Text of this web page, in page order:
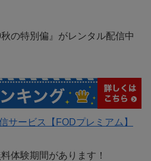
の特別偏』がレンタル配信中
サービス【FODプレミアム】
体験期間があります！